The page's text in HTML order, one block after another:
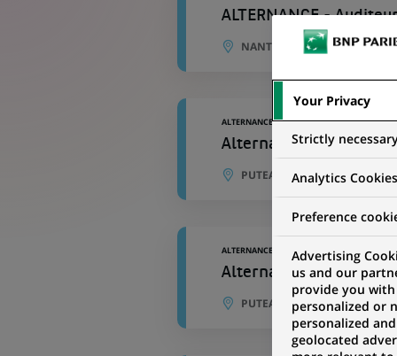
ALTERNANCE -
NANTERRE, ÎLE-DE-FRANCE,
ALTERNANCE
Alternance - Risk
PUTEAUX, ÎLE-DE-FRANCE,
ALTERNANCE
Alternant - Financial
PUTEAUX, ÎLE-DE-FRANCE,
Your Privacy
Strictly
Analytics Cookies
Preference
Advertising
us and our
provide you with
personalized or
personalized and
geolocated